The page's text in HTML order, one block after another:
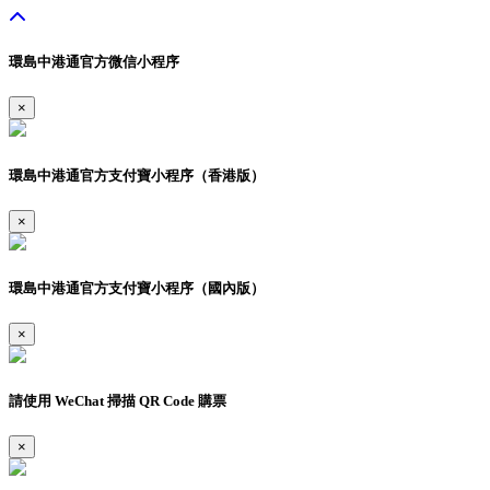
環島中港通官方微信小程序
×
環島中港通官方支付寶小程序（香港版）
×
環島中港通官方支付寶小程序（國內版）
×
請使用 WeChat 掃描 QR Code 購票
×